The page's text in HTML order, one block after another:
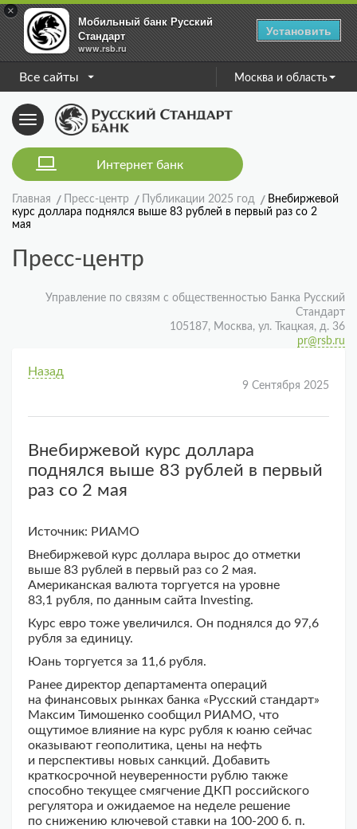
×
Мобильный банк Русский
Стандарт
www.rsb.ru
Установить
Все сайты Москва и область
Toggle
navigation
Интернет банк
Главная Пресс-центр Публикации 2025 год
Внебиржевой
курс доллара поднялся выше 83 рублей в первый раз со 2
мая
Пресс-центр
Управление по связям с общественностью Банка Русский
Стандарт
105187, Москва, ул. Ткацкая, д. 36
pr@rsb.ru
Назад
9 Сентября 2025
Внебиржевой курс доллара
поднялся выше 83 рублей в первый
раз со 2 мая
Источник: РИАМО
Внебиржевой курс доллара вырос до отметки
выше 83 рублей в первый раз со 2 мая.
Американская валюта торгуется на уровне
83,1 рубля, по данным сайта Investing.
Курс евро тоже увеличился. Он поднялся до 97,6
рубля за единицу.
Юань торгуется за 11,6 рубля.
Ранее директор департамента операций
на финансовых рынках банка «Русский стандарт»
Максим Тимошенко сообщил РИАМО, что
ощутимое влияние на курс рубля к юаню сейчас
оказывают геополитика, цены на нефть
и перспективы новых санкций. Добавить
краткосрочной неуверенности рублю также
способно текущее смягчение ДКП российского
регулятора и ожидаемое на неделе решение
по снижению ключевой ставки на 100-200 б. п.